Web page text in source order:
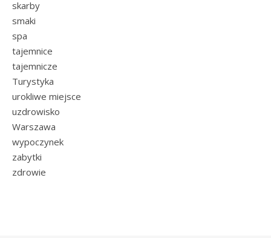
skarby
smaki
spa
tajemnice
tajemnicze
Turystyka
urokliwe miejsce
uzdrowisko
Warszawa
wypoczynek
zabytki
zdrowie